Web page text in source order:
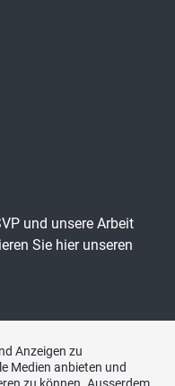
und unsere Arbeit
Sie hier unseren
Anzeigen zu
Medien anbieten und